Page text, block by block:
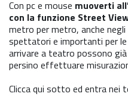
Con pc e mouse muoverti
con la funzione Street
metro per metro, anche
spettatori e importanti per
arrivare a teatro possono
persino effettuare
Clicca qui sotto ed entra nei